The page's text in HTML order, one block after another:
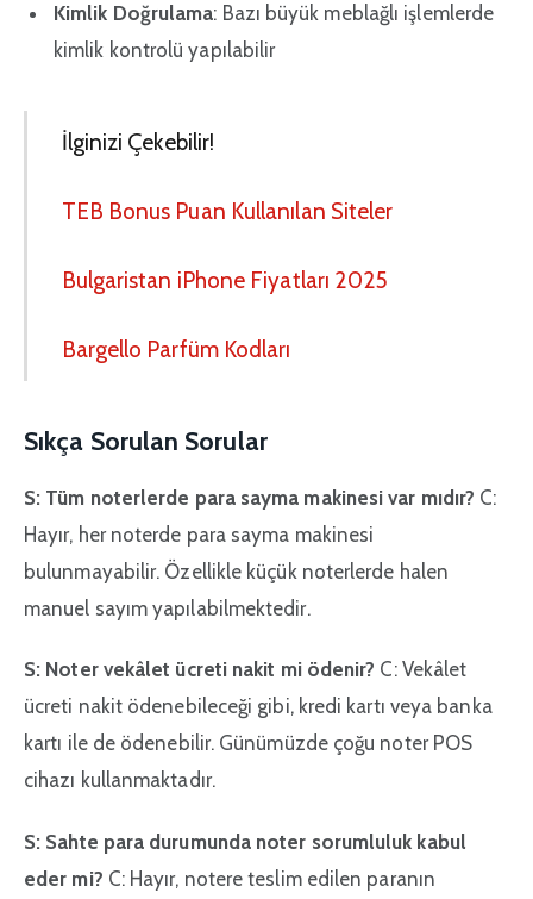
Kimlik Doğrulama: Bazı büyük meblağlı işlemlerde
kimlik kontrolü yapılabilir
İlginizi Çekebilir!
TEB Bonus Puan Kullanılan Siteler
Bulgaristan iPhone Fiyatları 2025
Bargello Parfüm Kodları
Sıkça Sorulan Sorular
S: Tüm noterlerde para sayma makinesi var mıdır? C:
Hayır, her noterde para sayma makinesi
bulunmayabilir. Özellikle küçük noterlerde halen
manuel sayım yapılabilmektedir.
S: Noter vekâlet ücreti nakit mi ödenir? C: Vekâlet
ücreti nakit ödenebileceği gibi, kredi kartı veya banka
kartı ile de ödenebilir. Günümüzde çoğu noter POS
cihazı kullanmaktadır.
S: Sahte para durumunda noter sorumluluk kabul
eder mi? C: Hayır, notere teslim edilen paranın